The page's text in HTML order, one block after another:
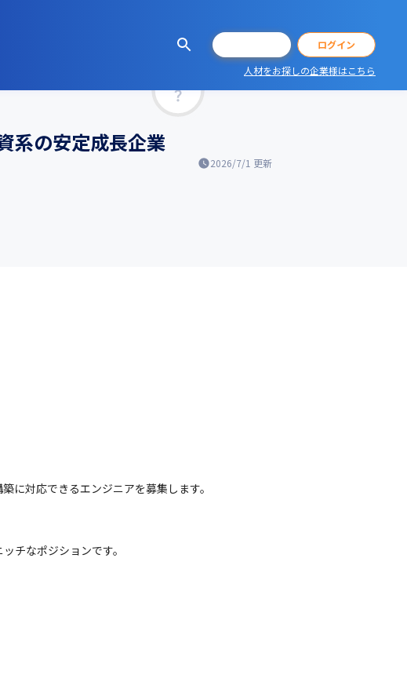
ログイン
人材をお探しの企業様はこちら
系の安定成長企業
2026/7/1 更新
に対応できるエンジニアを募集します。
チなポジションです。